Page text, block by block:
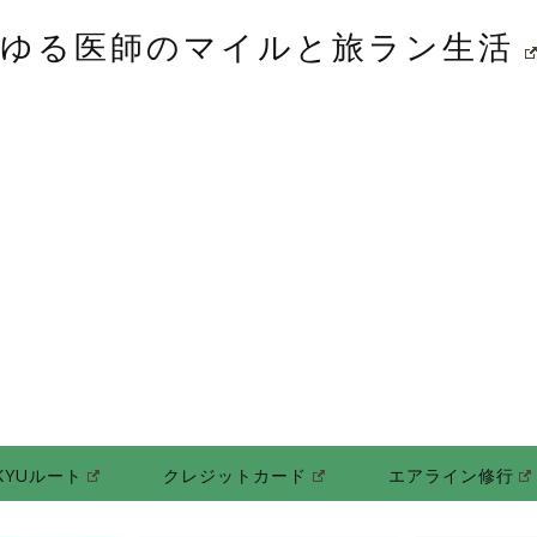
ゆる医師のマイルと旅ラン生活
ルート クレジットカード エアライン修行